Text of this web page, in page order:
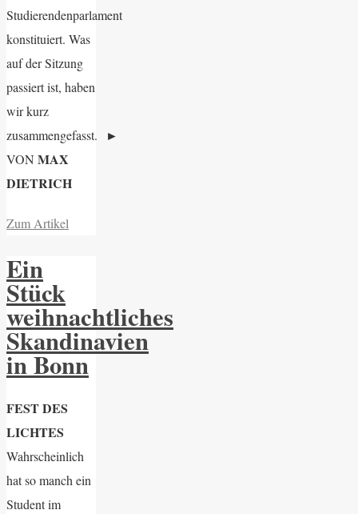
Studierendenparlament
konstituiert. Was
auf der Sitzung
passiert ist, haben
wir kurz
zusammengefasst.
►
VON MAX
DIETRICH
Zum Artikel
Ein
Stück
weihnachtliches
Skandinavien
in Bonn
FEST DES
LICHTES
Wahrscheinlich
hat so manch ein
Student im